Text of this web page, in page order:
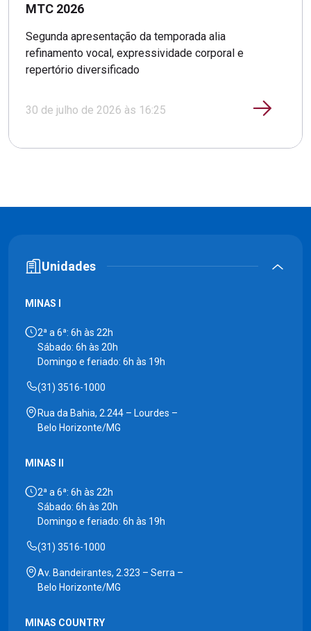
MTC 2026
Segunda apresentação da temporada alia
refinamento vocal, expressividade corporal e
repertório diversificado
30 de julho de 2026 às 16:25
Unidades
MINAS I
2ª a 6ª: 6h às 22h
Sábado: 6h às 20h
Domingo e feriado: 6h às 19h
(31) 3516-1000
Rua da Bahia, 2.244 – Lourdes –
Belo Horizonte/MG
MINAS II
2ª a 6ª: 6h às 22h
Sábado: 6h às 20h
Domingo e feriado: 6h às 19h
(31) 3516-1000
Av. Bandeirantes, 2.323 – Serra –
Belo Horizonte/MG
MINAS COUNTRY